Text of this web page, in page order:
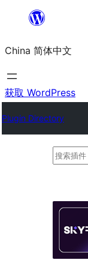
内
容
China 简体中文
获取 WordPress
Plugin Directory
搜
件